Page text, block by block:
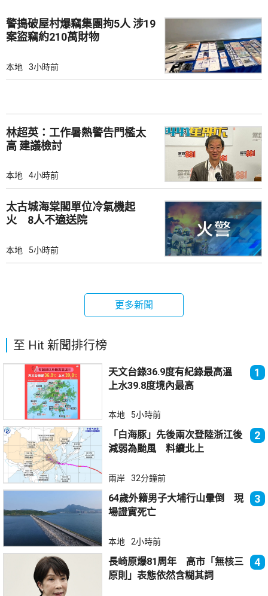
警搗破屋村爆竊集團拘5人 涉19
案盜竊約210萬財物
本地 3小時前
林超英：工作暑熱警告門檻太
高 建議檢討
本地 4小時前
太古城海棠閣單位冷氣機起
火 8人不適送院
本地 5小時前
更多新聞
至 Hit 新聞排行榜
天文台錄36.9度有紀錄最高溫
上水39.8度境內最高
1
本地 5小時前
「白海豚」先後兩次登陸浙江後
減弱為颱風 料續北上
2
兩岸 32分鐘前
64歲外籍男子大埔行山暈倒 現
場證實死亡
3
本地 2小時前
長崎原爆81周年 高市「無核三
原則」表態依然含糊其詞
4